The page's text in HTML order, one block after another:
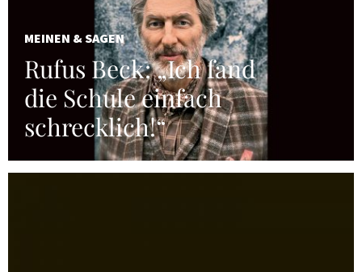
MEINEN & SAGEN
Rufus Beck: „Ich fand
die Schule einfach
schrecklich!“